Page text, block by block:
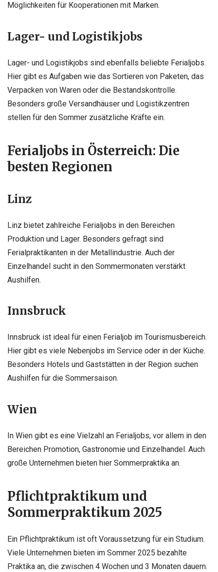
Möglichkeiten für Kooperationen mit Marken.
Lager- und Logistikjobs
Lager- und Logistikjobs sind ebenfalls beliebte Ferialjobs.
Hier gibt es Aufgaben wie das Sortieren von Paketen, das
Verpacken von Waren oder die Bestandskontrolle.
Besonders große Versandhäuser und Logistikzentren
stellen für den Sommer zusätzliche Kräfte ein.
Ferialjobs in Österreich: Die
besten Regionen
Linz
Linz bietet zahlreiche Ferialjobs in den Bereichen
Produktion und Lager. Besonders gefragt sind
Ferialpraktikanten in der Metallindustrie. Auch der
Einzelhandel sucht in den Sommermonaten verstärkt
Aushilfen.
Innsbruck
Innsbruck ist ideal für einen Ferialjob im Tourismusbereich.
Hier gibt es viele Nebenjobs im Service oder in der Küche.
Besonders Hotels und Gaststätten in der Region suchen
Aushilfen für die Sommersaison.
Wien
In Wien gibt es eine Vielzahl an Ferialjobs, vor allem in den
Bereichen Promotion, Gastronomie und Einzelhandel. Auch
große Unternehmen bieten hier Sommerpraktika an.
Pflichtpraktikum und
Sommerpraktikum 2025
Ein Pflichtpraktikum ist oft Voraussetzung für ein Studium.
Viele Unternehmen bieten im Sommer 2025 bezahlte
Praktika an, die zwischen 4 Wochen und 3 Monaten dauern.